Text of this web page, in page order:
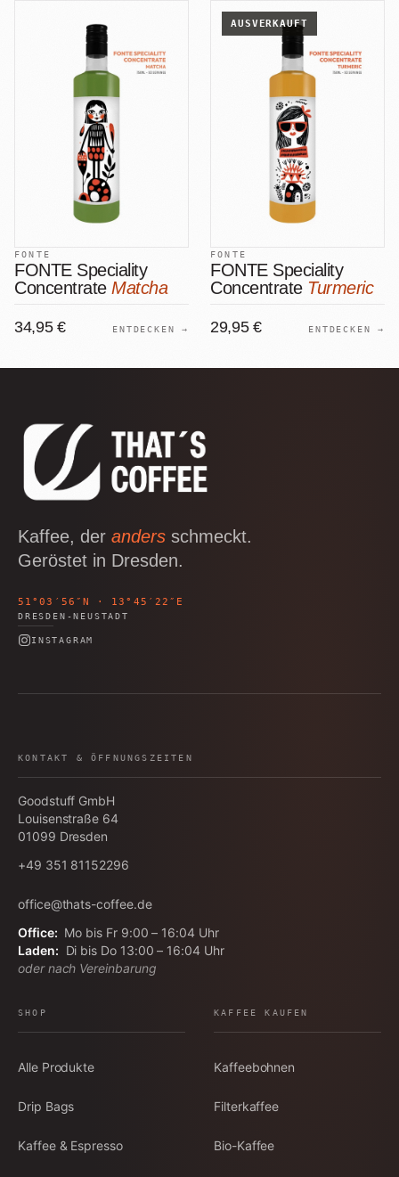
FONTE
FONTE Speciality
Concentrate Matcha
34,95 € ENTDECKEN →
AUSVERKAUFT
FONTE
FONTE Speciality
Concentrate Turmeric
29,95 € ENTDECKEN →
Kaffee, der anders schmeckt.
Geröstet in Dresden.
51°03′56″N · 13°45′22″E
DRESDEN-NEUSTADT
INSTAGRAM
KONTAKT & ÖFFNUNGSZEITEN
Goodstuff GmbH
Louisenstraße 64
01099 Dresden
+49 351 81152296
office@thats-coffee.de
Office: Mo bis Fr 9:00 – 16:04 Uhr
Laden: Di bis Do 13:00 – 16:04 Uhr
oder nach Vereinbarung
SHOP
Alle Produkte
Drip Bags
Kaffee & Espresso
KAFFEE KAUFEN
Kaffeebohnen
Filterkaffee
Bio-Kaffee